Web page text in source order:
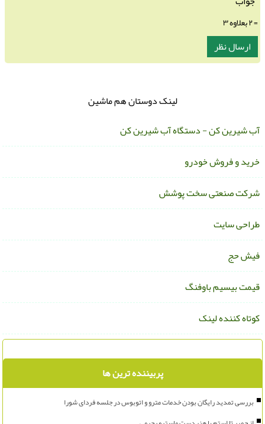
لینک دوستان هم ماشین
شیرین کن - دستگاه آب شیرین کن
و فروش خودرو
صنعتی سخت پوشش
سایت
حج
بیسیم باوفنگ
کننده لینک
پربیننده ترین ها
بررسی تمدید رایگان بودن خدمات مترو و اتوبوس در جلسه فردای شورا